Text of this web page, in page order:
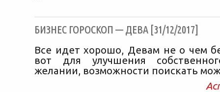
БИЗНЕС ГОРОСКОП — ДЕВА [31/12/2017]
Все идет хорошо, Девам не о чем
вот для улучшения
желании, возможности поискать